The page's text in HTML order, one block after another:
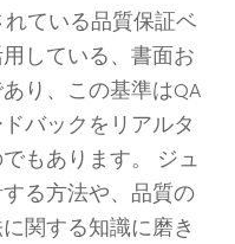
れている品質保証ベ
している、書面お
り、この基準はQA
バックをリアルタ
もあります。 ジュ
る方法や、品質の
関する知識に磨き